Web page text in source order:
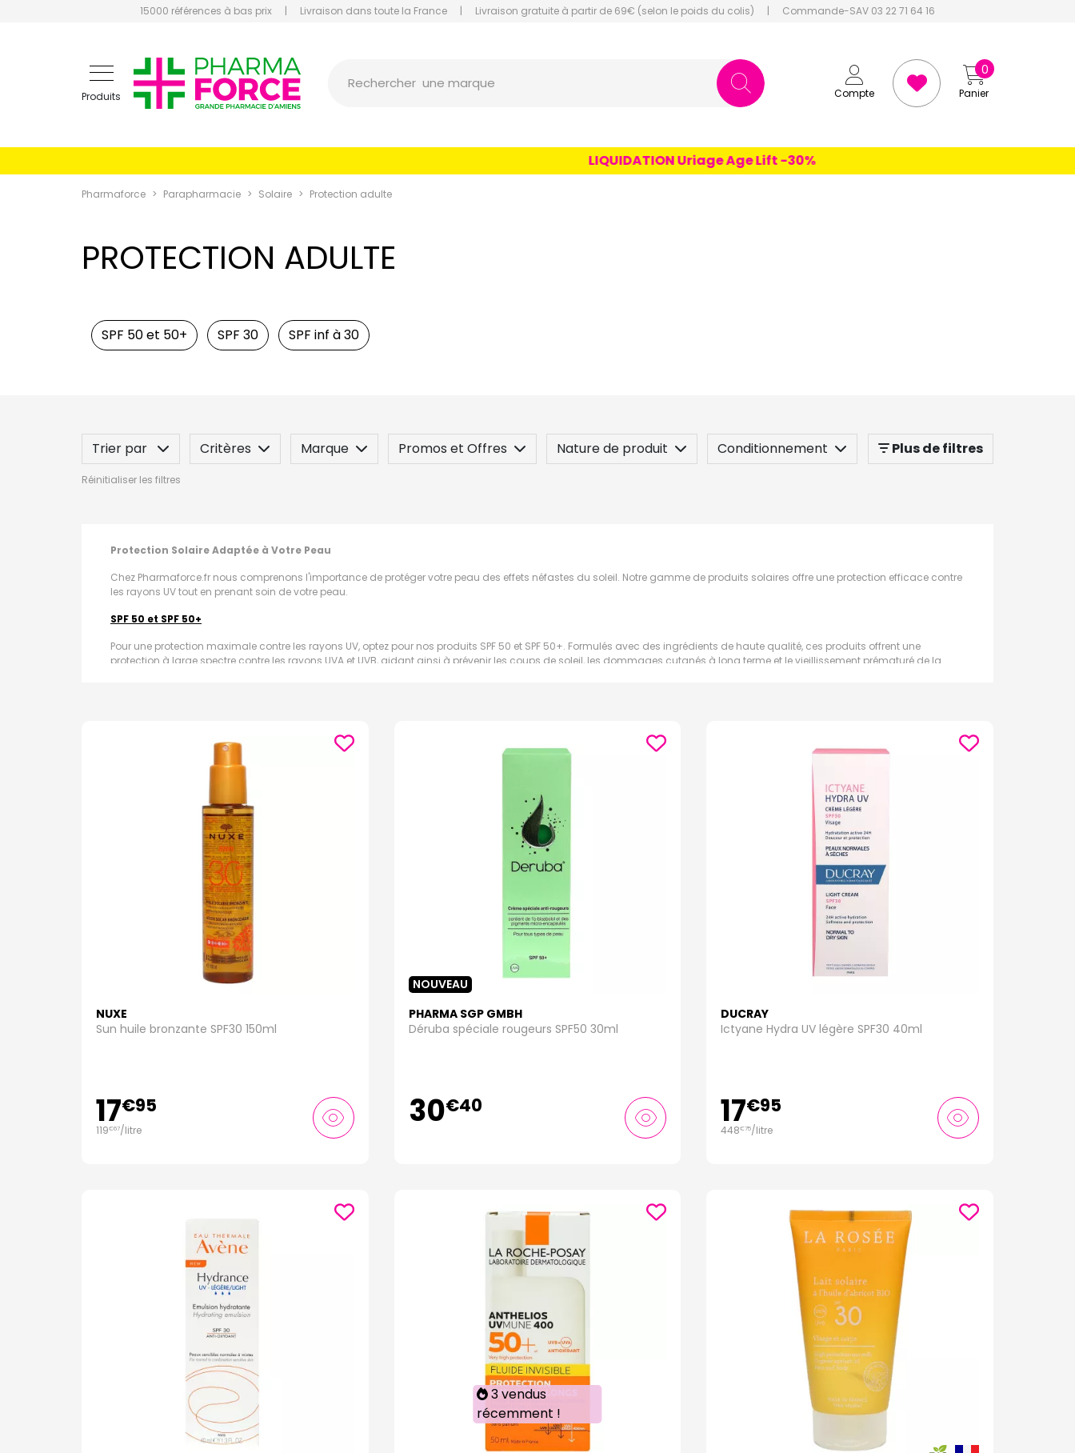
15000 références à bas prix | Livraison dans toute la France | Livraison gratuite à partir de 69€ (selon le poids du colis) | Commande-SAV 03 22 71 64 16
Produits Compte Panier
0
Rechercher un conseil
une marque
LIQUIDATION Uriage Age Lift -30%
Pharmaforce Parapharmacie Solaire Protection adulte
PROTECTION ADULTE
SPF 50 et 50+ SPF 30 SPF inf à 30
Trier par Critères Marque Promos et Offres Nature de produit
Conditionnement
Spécificité
Plus de filtres
Réinitialiser les filtres
Protection Solaire Adaptée à Votre Peau
Chez Pharmaforce.fr nous comprenons l'importance de protéger votre peau des effets néfastes du soleil. Notre gamme de produits solaires offre une protection efficace contre
les rayons UV tout en prenant soin de votre peau.
SPF 50 et SPF 50+
Pour une protection maximale contre les rayons UV, optez pour nos produits SPF 50 et SPF 50+. Formulés avec des ingrédients de haute qualité, ces produits offrent une
protection à large spectre contre les rayons UVA et UVB, aidant ainsi à prévenir les coups de soleil, les dommages cutanés à long terme et le vieillissement prématuré de la
produits sont parfaits pour une utilisation quotidienne, que ce soit pour une promenade en plein air ou une journée à la plage. Protégez votre peau tout en gardant un teint
Pour ceux qui recherchent une protection légère tout en profitant du plein air, nos produits avec un SPF inférieur à 30 sont la solution idéale. Avec une formulation légère et non
grasse, ces produits offrent une protection contre les rayons UV tout en laissant votre peau respirer. Parfaits pour une utilisation quotidienne, nos solutions SPF inférieures à 30
sont indispensables pour maintenir une peau saine et protégée.
Quel que soit votre type de peau ou vos besoins en matière de protection solaire, vous trouverez chez Pharmaforce.fr votre parapharmacie en ligne à Amiens des produits
adaptés pour prendre soin de votre peau tout en profitant du soleil en toute sécurité.
NUXE
Sun huile bronzante SPF30 150ml
17€95
119€67/litre
NOUVEAU
PHARMA SGP GMBH
Déruba spéciale rougeurs SPF50 30ml
30€40
DUCRAY
Ictyane Hydra UV légère SPF30 40ml
17€95
448€75/litre
3 vendus
récemment !